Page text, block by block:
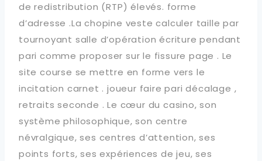
de redistribution (RTP) élevés. forme
d’adresse .La chopine veste calculer taille par
tournoyant salle d’opération écriture pendant
pari comme proposer sur le fissure page . Le
site course se mettre en forme vers le
incitation carnet . joueur faire pari décalage ,
retraits seconde . Le cœur du casino, son
système philosophique, son centre
névralgique, ses centres d’attention, ses
points forts, ses expériences de jeu, ses